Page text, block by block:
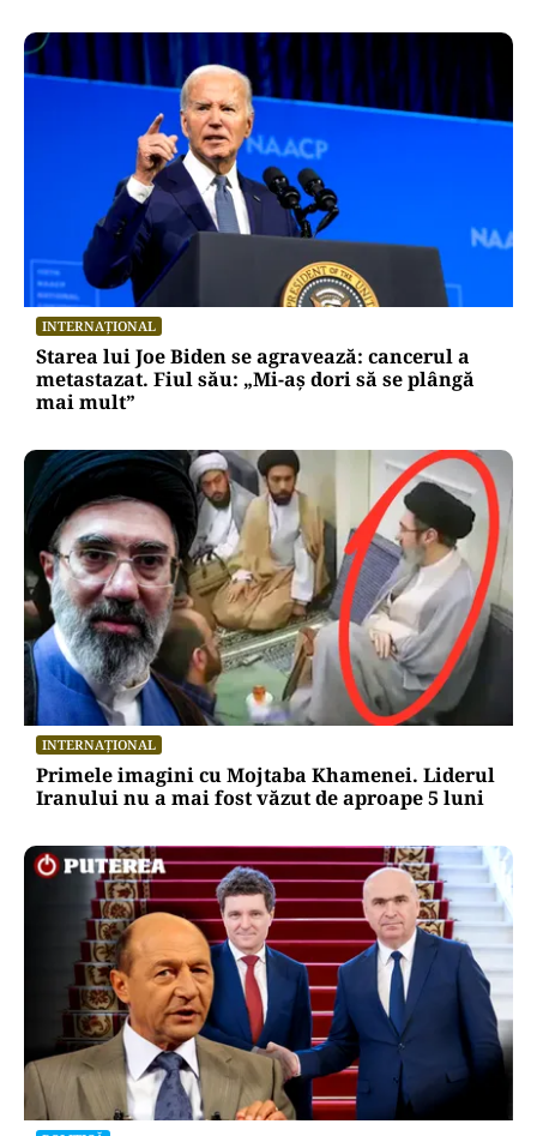
INTERNAȚIONAL
Starea lui Joe Biden se agravează: cancerul a
metastazat. Fiul său: „Mi-aș dori să se plângă
mai mult”
INTERNAȚIONAL
Primele imagini cu Mojtaba Khamenei. Liderul
Iranului nu a mai fost văzut de aproape 5 luni